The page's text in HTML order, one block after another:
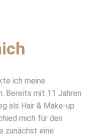
ich meine
Bereits mit 11 Jahren
als Hair & Make-up
mich für den
zunächst eine